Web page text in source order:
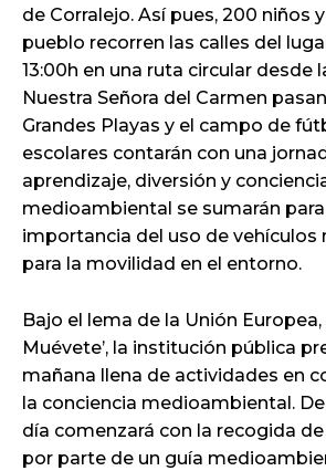
de Corralejo. Así pues, 200 niños
pueblo recorren las calles del
13:00h en una ruta circular desde
Nuestra Señora del Carmen
Grandes Playas y el campo de
escolares contarán con una
aprendizaje, diversión y
medioambiental se sumarán
importancia del uso de
para la movilidad en el entorno.
Bajo el lema de la Unión Europea,
Muévete’, la institución pública
mañana llena de actividades en
la conciencia medioambiental.
día comenzará con la recogida
por parte de un guía